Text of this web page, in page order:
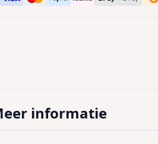
informatie